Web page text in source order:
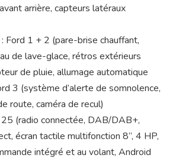
arrière, capteurs latéraux
Ford 1 + 2 (pare-brise chauffant,
de lave-glace, rétros extérieurs
de pluie, allumage automatique
3 (système d’alerte de somnolence,
route, caméra de recul)
(radio connectée, DAB/DAB+,
écran tactile multifonction 8“, 4 HP,
intégré et au volant, Android